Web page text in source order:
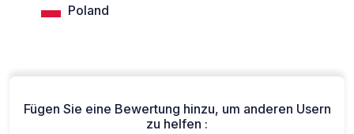
Poland
Fügen Sie eine Bewertung hinzu, um anderen Usern
zu helfen :